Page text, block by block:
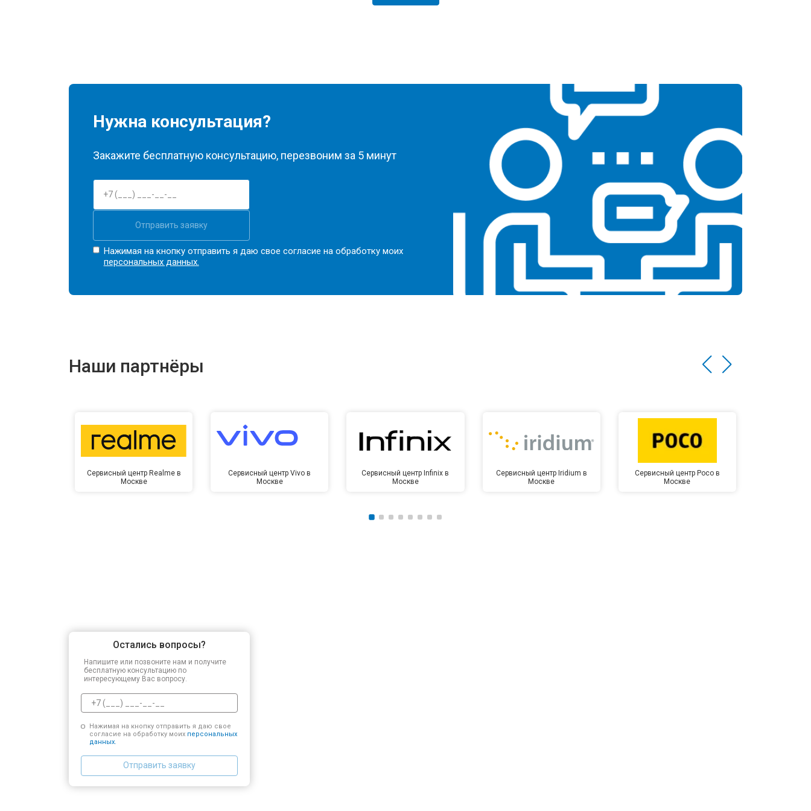
Нужна консультация?
Закажите бесплатную консультацию, перезвоним за 5 минут
Отправить заявку
Нажимая на кнопку отправить я даю свое согласие на обработку моих
персональных данных.
Наши партнёры
Сервисный центр Realme в
Москве
Сервисный центр Vivo в
Москве
Сервисный центр Infinix в
Москве
Сервисный центр Iridium в
Москве
Сервисный центр Poco в
Москве
Остались вопросы?
Напишите или позвоните нам и получите
бесплатную консультацию по
интересующему Вас вопросу.
Нажимая на кнопку отправить я даю свое
согласие на обработку моих персональных
данных.
Отправить заявку